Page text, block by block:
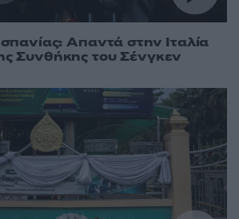
Απαντά στην Ιταλία
Συνθήκης του Σένγκεν